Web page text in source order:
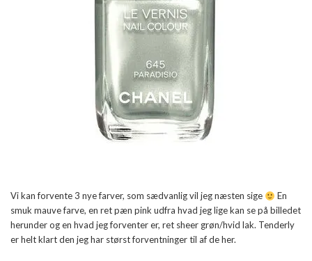
Vi kan forvente 3 nye farver, som sædvanlig vil jeg næsten sige
En
smuk mauve farve, en ret pæn pink udfra hvad jeg lige kan se på billedet
herunder og en hvad jeg forventer er, ret sheer grøn/hvid lak. Tenderly
er helt klart den jeg har størst forventninger til af de her.